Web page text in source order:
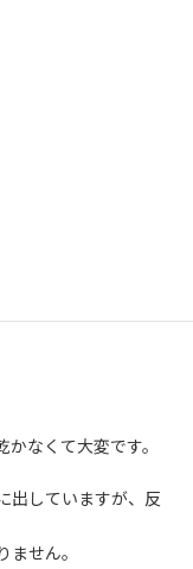
なくて大変です。
出していますが、反
せん。